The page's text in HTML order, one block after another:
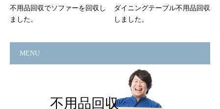
不用品回収でソファーを回収し
ました。
ダイニングテーブル不用品回収
しました。
MENU
不用品回収